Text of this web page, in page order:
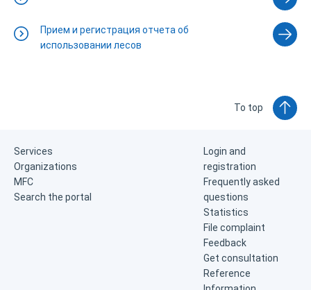
Прием и регистрация отчета об
использовании лесов
To top
Services
Organizations
MFC
Search the portal
Login and
registration
Frequently asked
questions
Statistics
File complaint
Feedback
Get consultation
Reference